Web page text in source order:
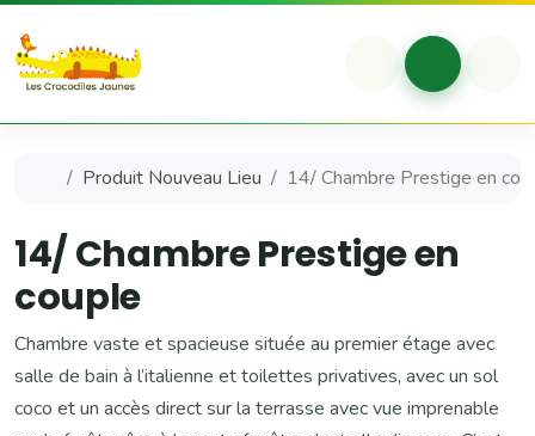
Account
Cart
Accueil
Produit Nouveau Lieu 14/ Chambre Prestige en
14/ Chambre Prestige en
couple
Chambre vaste et spacieuse située au premier étage avec
salle de bain à l’italienne et toilettes privatives, avec un sol
coco et un accès direct sur la terrasse avec vue imprenable